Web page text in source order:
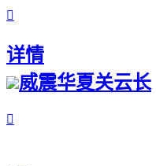

详情
威震华夏关云长
